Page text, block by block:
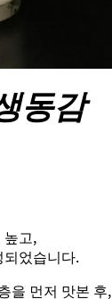
동감
높고,
었습니다.
을 먼저 맛본 후,